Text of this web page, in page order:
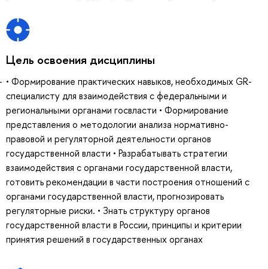
Цель освоения дисциплины
• Формирование практических навыков, необходимых GR-
специалисту для взаимодействия с федеральными и
региональными органами госвласти • Формирование
представления о методологии анализа нормативно-
правовой и регуляторной деятельности органов
государственной власти • Разрабатывать стратегии
взаимодействия с органами государственной власти,
готовить рекомендации в части построения отношений с
органами государственной власти, прогнозировать
регуляторные риски. • Знать структуру органов
государственной власти в России, принципы и критерии
принятия решений в государственных органах